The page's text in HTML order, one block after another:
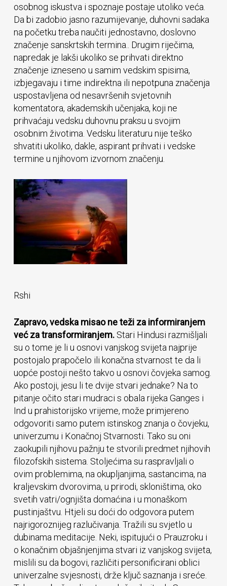
osobnog iskustva i spoznaje postaje utoliko veća.
Da bi zadobio jasno razumijevanje, duhovni sadaka
na početku treba naučiti jednostavno, doslovno
značenje sanskrtskih termina.. Drugim riječima,
napredak je lakši ukoliko se prihvati direktno
značenje izneseno u samim vedskim spisima,
izbjegavaju i time indirektna ili nepotpuna značenja
uspostavljena od nesavršenih svjetovnih
komentatora, akademskih učenjaka, koji ne
prihvaćaju vedsku duhovnu praksu u svojim
osobnim životima. Vedsku literaturu nije teško
shvatiti ukoliko, dakle, aspirant prihvati i vedske
termine u njihovom izvornom značenju.
Rshi
Zapravo, vedska misao ne teži za informiranjem
već za transformiranjem. Stari Hindusi razmišljali
su o tome je li u osnovi vanjskog svijeta najprije
postojalo prapočelo ili konačna stvarnost te da li
uopće postoji nešto takvo u osnovi čovjeka samog.
Ako postoji, jesu li te dvije stvari jednake? Na to
pitanje očito stari mudraci s obala rijeka Ganges i
Ind u prahistorijsko vrijeme, može primjereno
odgovoriti samo putem istinskog znanja o čovjeku,
univerzumu i Konačnoj Stvarnosti. Tako su oni
zaokupili njihovu pažnju te stvorili predmet njihovih
filozofskih sistema. Stoljećima su raspravljali o
ovim problemima, na okupljanjima, sastancima, na
kraljevskim dvorovima, u prirodi, skloništima, oko
svetih vatri/ognjišta domaćina i u monaškom
pustinjaštvu. Htjeli su doći do odgovora putem
najrigoroznijeg razlučivanja. Tražili su svjetlo u
dubinama meditacije. Neki, ispitujući o Prauzroku i
o konačnim objašnjenjima stvari iz vanjskog svijeta,
mislili su da bogovi, različiti personificirani oblici
univerzalne svjesnosti, drže ključ saznanja i sreće.